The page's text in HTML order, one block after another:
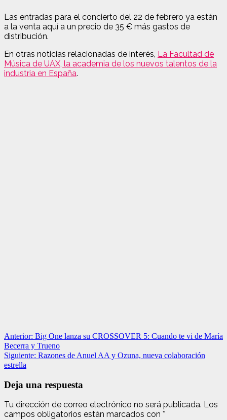
Las entradas para el concierto del 22 de febrero ya están
a la venta aquí a un precio de 35 € más gastos de
distribución.
En otras noticias relacionadas de interés, La Facultad de
Música de UAX, la academia de los nuevos talentos de la
industria en España.
Navegación
de
entradas
Anterior: Big One lanza su CROSSOVER 5: Cuando te vi de María
Becerra y Trueno
Siguiente: Razones de Anuel AA y Ozuna, nueva colaboración
estrella
Deja una respuesta
Tu dirección de correo electrónico no será publicada. Los
campos obligatorios están marcados con *